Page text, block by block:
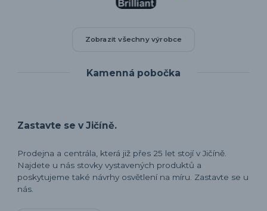
Zobrazit všechny výrobce
Kamenná pobočka
Zastavte se v Jičíně.
Prodejna a centrála, která již přes 25 let stojí v Jičíně.
Najdete u nás stovky vystavených produktů a
poskytujeme také návrhy osvětlení na míru. Zastavte se u
nás.